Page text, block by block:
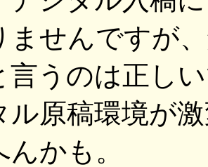
ませんですが
言うのは正し
ル原稿環境が
かも。